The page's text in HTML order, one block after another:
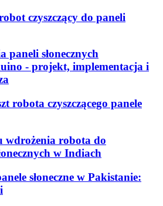
czyszczący do paneli
paneli słonecznych
- projekt, implementacja i
robota czyszczącego panele
robota do
w Indiach
słoneczne w Pakistanie: